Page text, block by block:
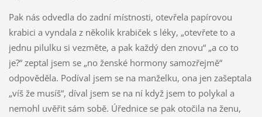
Pak nás odvedla do zadní místnosti, otevřela papírovou
krabici a vyndala z několik krabiček s léky, „otevřete to a
jednu pilulku si vezměte, a pak každý den znovu“ „a co to
je?“ zeptal jsem se „no ženské hormony samozřejmě“
odpověděla. Podíval jsem se na manželku, ona jen zašeptala
„víš že musíš“, díval jsem se na ní když jsem to polykal a
nemohl uvěřit sám sobě. Úřednice se pak otočila na ženu,